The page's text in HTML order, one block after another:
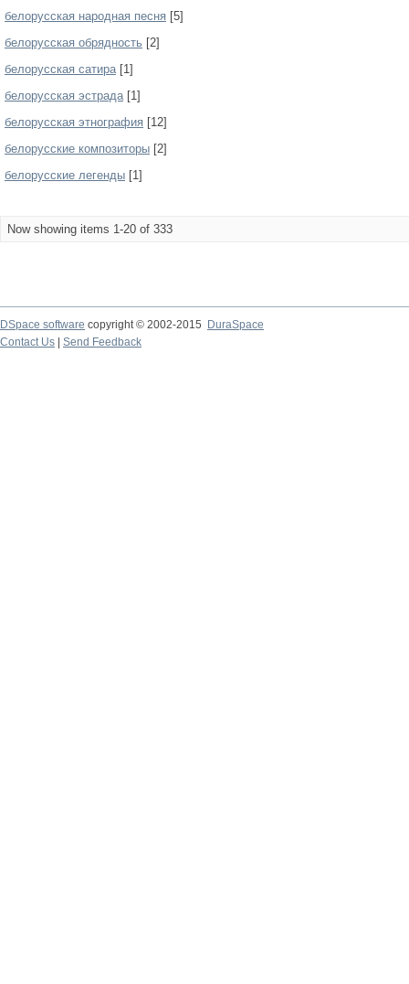
белорусская народная песня [5]
белорусская обрядность [2]
белорусская сатира[1]
белорусская эстрада[1]
белорусская этнография [12]
белорусские композиторы [2]
белорусские легенды [1]
Now showing items 1-20 of 333
DSpace software copyright © 2002-2015
DuraSpace
Contact Us
Send Feedback